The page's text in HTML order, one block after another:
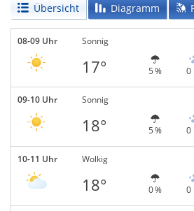
Übersicht Diagramm
08-09 Uhr Sonnig
17° 5 % 0
09-10 Uhr Sonnig
18° 5 % 0
10-11 Uhr Wolkig
18° 0 % 0